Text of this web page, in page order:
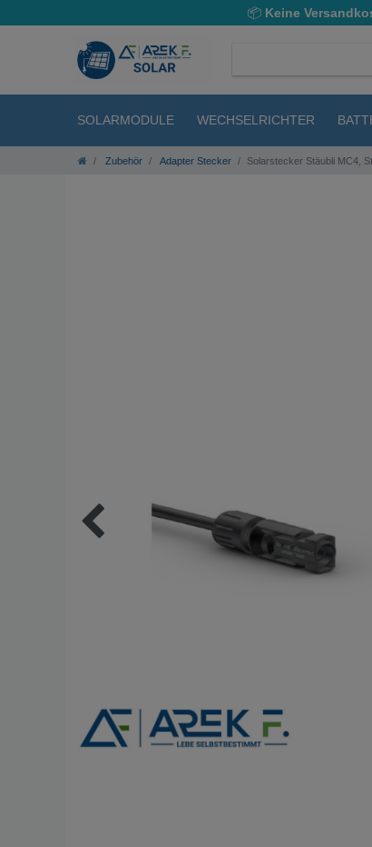
📦Keine
SOLARMODULE WECHSELRICHTER
Zubehör Adapter Stecker Solarstecker Stäubli MC4,